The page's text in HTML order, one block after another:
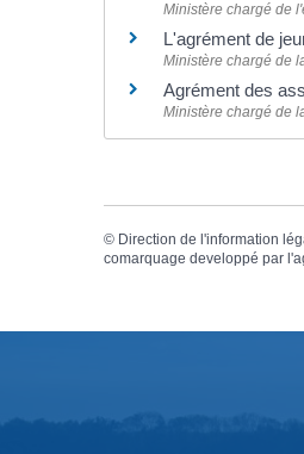
Ministère chargé de
L'agrément de
Ministère chargé de
Agrément des
Ministère chargé de
© Direction de l'information
comarquage developpé par l'